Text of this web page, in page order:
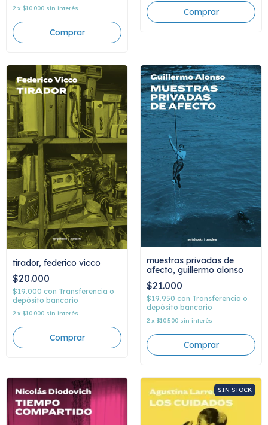
2 x $10.000 sin interés
tirador, federico vicco
$20.000
$19.000 con Transferencia o
depósito bancario
2 x $10.000 sin interés
muestras privadas de
afecto, guillermo alonso
$21.000
$19.950 con Transferencia o
depósito bancario
2 x $10.500 sin interés
SIN STOCK